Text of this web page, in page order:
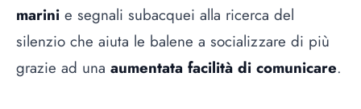
marini e segnali subacquei alla ricerca del
silenzio che aiuta le balene a socializzare di più
grazie ad una aumentata facilità di comunicare.